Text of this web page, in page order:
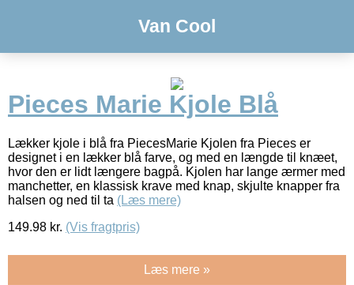
Van Cool
Pieces Marie Kjole Blå
Lækker kjole i blå fra PiecesMarie Kjolen fra Pieces er
designet i en lækker blå farve, og med en længde til knæet,
hvor den er lidt længere bagpå. Kjolen har lange ærmer med
manchetter, en klassisk krave med knap, skjulte knapper fra
halsen og ned til ta (Læs mere)
149.98 kr. (Vis fragtpris)
Læs mere »